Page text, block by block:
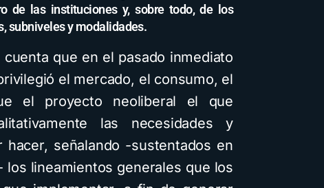
de las instituciones y, sobre todo, de los
subniveles y modalidades.
que en el pasado inmediato
el mercado, el consumo, el
el proyecto neoliberal el que
las necesidades y
señalando -sustentados en
lineamientos generales que los